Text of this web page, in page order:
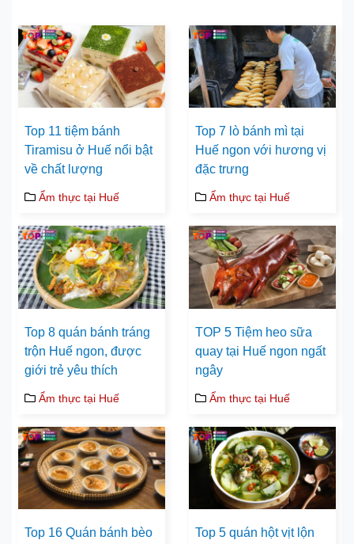
Top 11 tiệm bánh
Tiramisu ở Huế nổi bật
về chất lượng
Ẩm thực tại Huế
Top 7 lò bánh mì tại
Huế ngon với hương vị
đặc trưng
Ẩm thực tại Huế
Top 8 quán bánh tráng
trộn Huế ngon, được
giới trẻ yêu thích
Ẩm thực tại Huế
TOP 5 Tiệm heo sữa
quay tại Huế ngon ngất
ngây
Ẩm thực tại Huế
Top 16 Quán bánh bèo
Top 5 quán hột vịt lộn